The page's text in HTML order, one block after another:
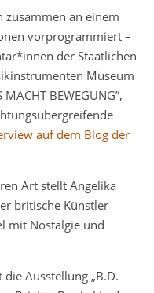
zusammen an einem
vorprogrammiert –
der Staatlichen
Museum
BEWEGUNG”,
auf dem Blog der
Art stellt Angelika
britische Künstler
mit Nostalgie und
Ausstellung „B.D.